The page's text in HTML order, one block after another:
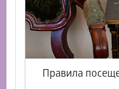
Правила